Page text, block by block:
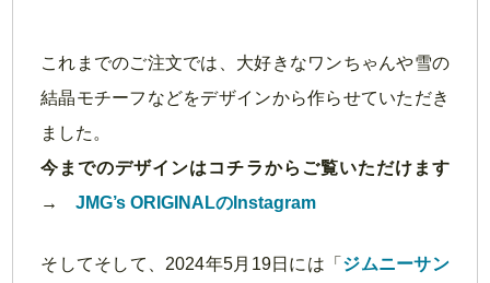
これまでのご注文では、大好きなワンちゃんや雪の
結晶モチーフなどをデザインから作らせていただき
ました。
今までのデザインはコチラからご覧いただけます
→JMG’s ORIGINALのInstagram
そしてそして、2024年5月19日には「 ジムニーサン